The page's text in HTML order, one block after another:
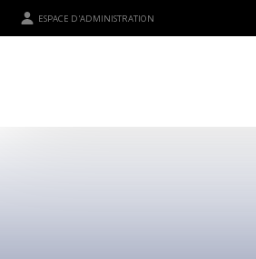
ESPACE D'ADMINISTRATION